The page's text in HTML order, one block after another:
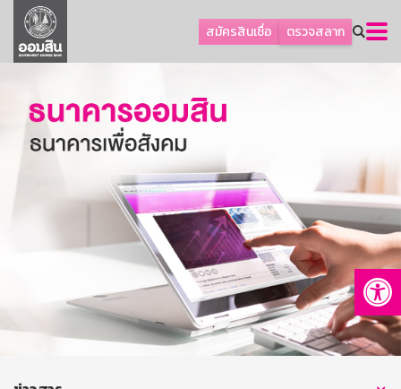
สมัครสินเชื่อ ตรวจสลาก
ลูกค้าธุรกิจ
ลูกค้าผู้ประกอบรายย่อย
ออมเพื่อสุข
เกี่ยวกับธนาคาร
การพัฒนาที่ยั่งยืน
บริการทางการเงิน
ติดต่อเรา
บริการออนไลน์